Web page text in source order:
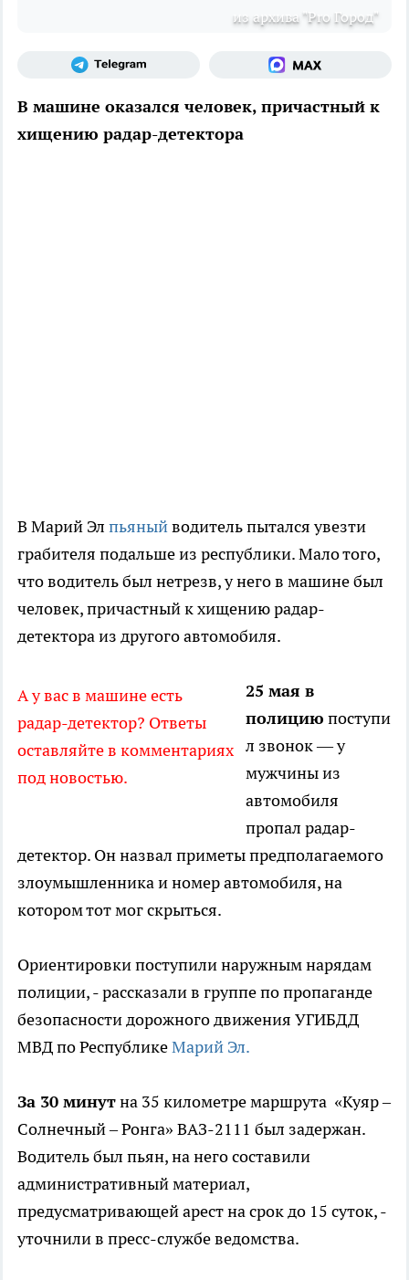
из архива "Pro Город"
В машине оказался человек, причастный к
хищению радар-детектора
В Марий Эл пьяныйводитель пытался увезти
грабителя подальше из республики. Мало того,
что водитель был нетрезв, у него в машине был
человек, причастный к хищению радар-
детектора из другого автомобиля.
А у вас в машине есть
радар-детектор? Ответы
оставляйте в комментариях
под новостью.
25 мая в
полицию поступи
л звонок — у
мужчины из
автомобиля
пропал радар-
детектор. Он назвал приметы предполагаемого
злоумышленника и номер автомобиля, на
котором тот мог скрыться.
Ориентировки поступили наружным нарядам
полиции, - рассказали в группе по пропаганде
безопасности дорожного движения УГИБДД
МВД по РеспубликеМарий Эл.
За 30 минутна 35 километре маршрута «Куяр –
Солнечный – Ронга» ВАЗ-2111 был задержан.
Водитель был пьян, на него составили
административный материал,
предусматривающей арест на срок до 15 суток, -
уточнили в пресс-службе ведомства.